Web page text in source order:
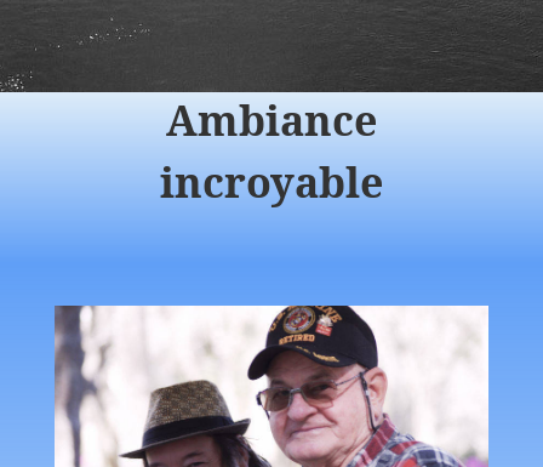
Ambiance
incroyable